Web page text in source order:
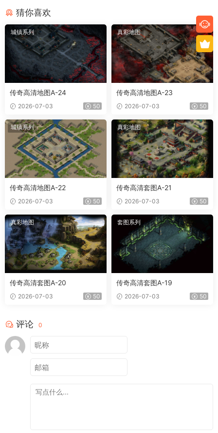
猜你喜欢
城镇系列
传奇高清地图A-24
2026-07-03 50
真彩地图
传奇高清地图A-23
2026-07-03 50
城镇系列
传奇高清地图A-22
2026-07-03 50
真彩地图
传奇高清套图A-21
2026-07-03 50
真彩地图
传奇高清套图A-20
2026-07-03 50
套图系列
传奇高清套图A-19
2026-07-03 50
评论 0